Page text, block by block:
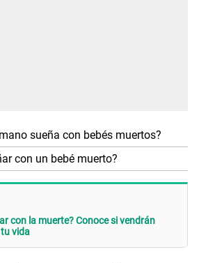
sueña con bebés muertos?
con un bebé muerto?
con la muerte? Conoce si vendrán
vida